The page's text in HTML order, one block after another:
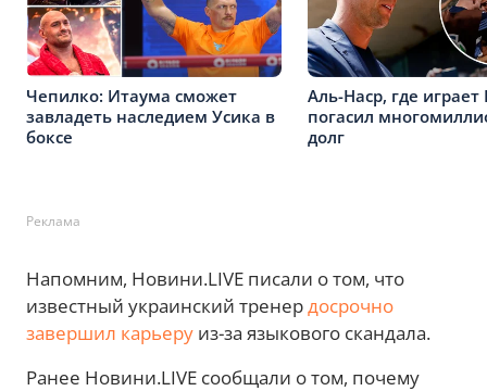
Чепилко: Итаума сможет
завладеть наследием Усика в
боксе
Аль-Наср, где играет
погасил
долг
Реклама
Напомним, Новини.LIVE писали о том, что
известный украинский тренердосрочно
завершил карьеру из-за языкового скандала.
Ранее Новини.LIVE сообщали о том, почему